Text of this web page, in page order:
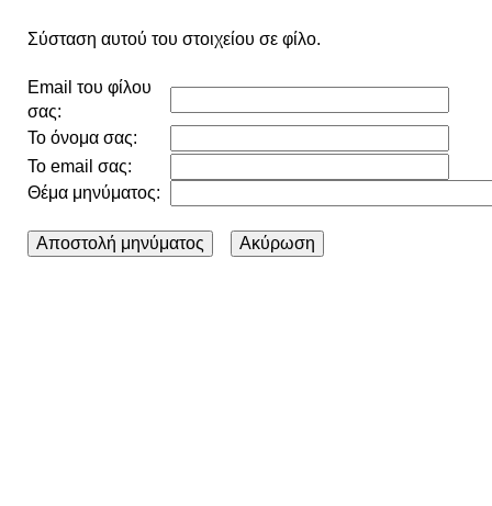
Σύσταση αυτού του στοιχείου σε φίλο.
Email του φίλου
σας:
Το όνομα σας:
Το email σας:
Θέμα μηνύματος: